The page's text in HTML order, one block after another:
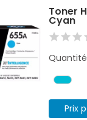
Toner
Cyan
Quantité
Prix